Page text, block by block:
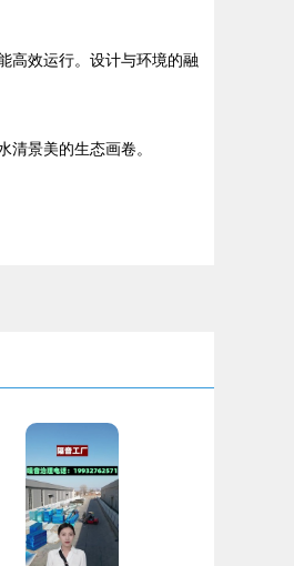
高效运行。设计与环境的融
景美的生态画卷。